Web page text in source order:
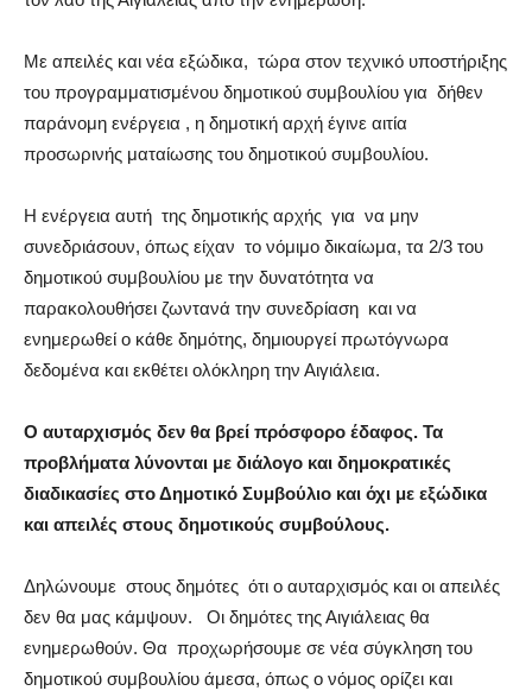
Με απειλές και νέα εξώδικα, τώρα στον τεχνικό υποστήριξης
του προγραμματισμένου δημοτικού συμβουλίου για δήθεν
παράνομη ενέργεια , η δημοτική αρχή έγινε αιτία
προσωρινής ματαίωσης του δημοτικού συμβουλίου.
Η ενέργεια αυτή της δημοτικής αρχής για να μην
συνεδριάσουν, όπως είχαν το νόμιμο δικαίωμα, τα 2/3 του
δημοτικού συμβουλίου με την δυνατότητα να
παρακολουθήσει ζωντανά την συνεδρίαση και να
ενημερωθεί ο κάθε δημότης, δημιουργεί πρωτόγνωρα
δεδομένα και εκθέτει ολόκληρη την Αιγιάλεια.
Ο αυταρχισμός δεν θα βρεί πρόσφορο έδαφος. Τα
προβλήματα λύνονται με διάλογο και δημοκρατικές
διαδικασίες στο Δημοτικό Συμβούλιο και όχι με εξώδικα
και απειλές στους δημοτικούς συμβούλους.
Δηλώνουμε στους δημότες ότι ο αυταρχισμός και οι απειλές
δεν θα μας κάμψουν. Οι δημότες της Αιγιάλειας θα
ενημερωθούν. Θα προχωρήσουμε σε νέα σύγκληση του
δημοτικού συμβουλίου άμεσα, όπως ο νόμος ορίζει και